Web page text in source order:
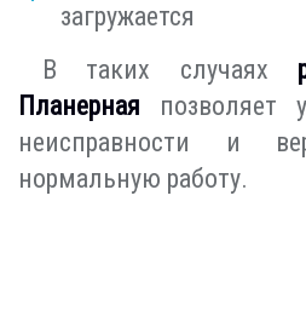
загружается
В таких случаях
Планерная позволяет
неисправности и
нормальную работу.